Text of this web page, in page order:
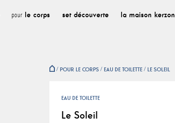
pour le corps set découverte la maison kerzon
POUR LE CORPS EAU DE TOILETTE LE SOLEIL
EAU DE TOILETTE
Le Soleil